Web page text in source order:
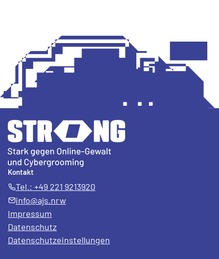
Kontakt
Tel.: +49 221 9213920
info@ajs.nrw
Impressum
Datenschutz
Datenschutz­einstellungen